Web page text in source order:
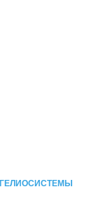
ГЕЛИОСИСТЕМЫ